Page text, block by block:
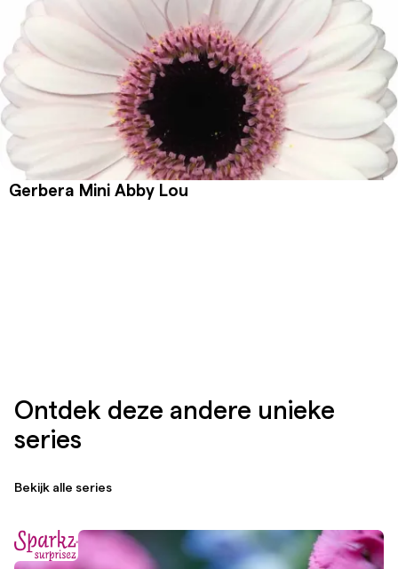
Gerbera Mini Abby Lou
Ontdek deze andere unieke
series
Bekijk alle series